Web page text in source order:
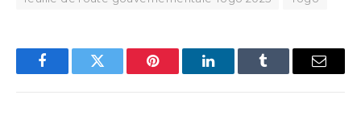
FacebookTwitter Pinterest LinkedInTumblr Email